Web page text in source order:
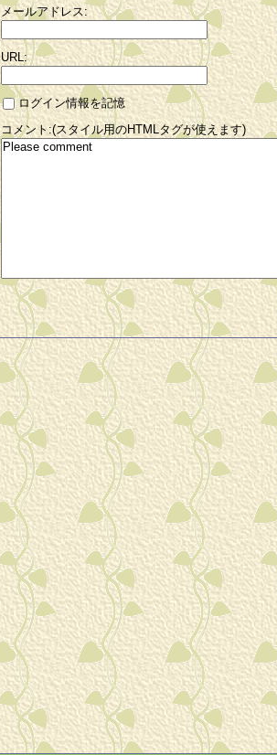
メールアドレス:
URL:
ログイン情報を記憶
コメント:(スタイル用のHTMLタグが使えます)